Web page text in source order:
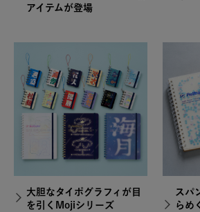
アイテムが登場
大胆なタイポグラフィが目
を引くMojiシリーズ
スパ
らめ